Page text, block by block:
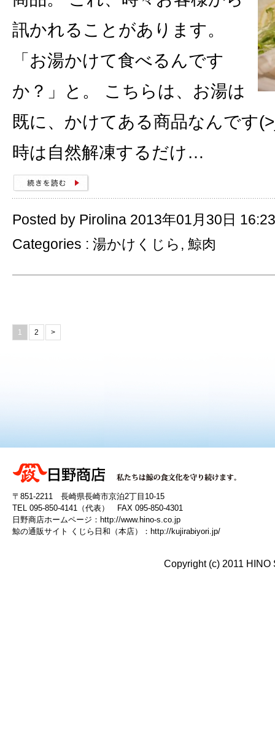
訊かれることがあります。
「お湯かけて食べるんです
か？」と。 こちらは、お湯は
既に、かけてある商品なんです
時は自然解凍するだけ…
Posted by Pirolina 2013年01月30日 16:23
Categories : 湯かけくじら , 鯨肉
1 2 >
〒851-2211 長崎県長崎市京泊2丁目10-15
TEL 095-850-4141（代表） FAX 095-850-4301
日野商店ホームページ： http://www.hino-s.co.jp
鯨の通販サイト くじら日和（本店）： http://kujirabiyori.jp/
Copyright (c) 2011